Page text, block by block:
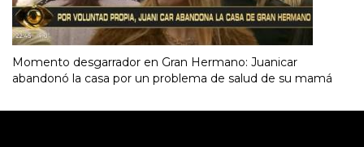
Momento desgarrador en Gran Hermano: Juanicar
abandonó la casa por un problema de salud de su mamá